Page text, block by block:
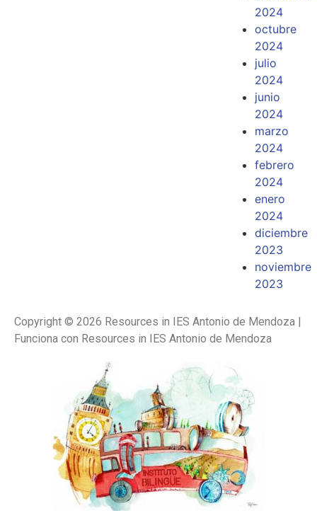
2024
octubre
2024
julio
2024
junio
2024
marzo
2024
febrero
2024
enero
2024
diciembre
2023
noviembre
2023
Copyright © 2026 Resources in IES Antonio de Mendoza |
Funciona con Resources in IES Antonio de Mendoza